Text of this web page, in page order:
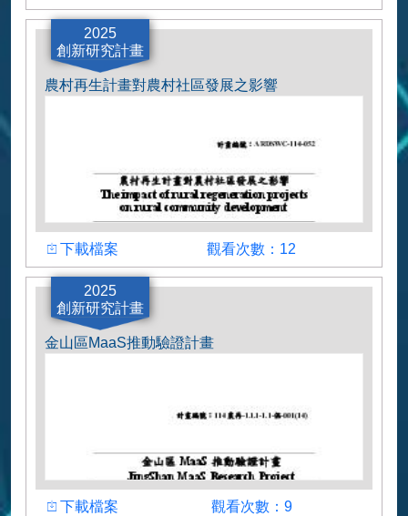
計畫主持人
楊名豪助理教授
2025
創新研究計畫
計畫主持人
李君如教授
農村再生計畫對農村社區發展之影響
下載檔案
下載檔案 觀看次數：12
2025
創新研究計畫
金山區MaaS推動驗證計畫
下載檔案
下載檔案 觀看次數：9